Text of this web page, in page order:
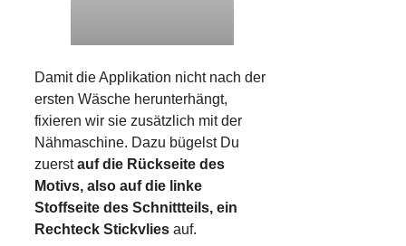
Damit die Applikation nicht nach der
ersten Wäsche herunterhängt,
fixieren wir sie zusätzlich mit der
Nähmaschine. Dazu bügelst Du
zuerstauf die Rückseite des
Motivs, also auf die linke
Stoffseite des Schnittteils, ein
Rechteck Stickvlies auf.